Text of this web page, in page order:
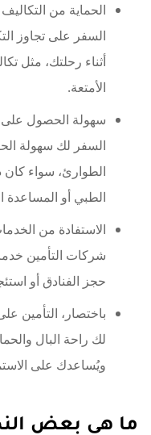
الحماية من
السفر على تجاوز
أثناء رحلتك، مثل
الأمتعة.
سهولة الحصول على
السفر لك سهولة
الطوارئ، سواء
الطبي أو المساعدة
الاستفادة من
شركات التأمين
حجز الفنادق أو
باختصار، التأمين
لك راحة البال
ويُساعدك على
ما هي بعض